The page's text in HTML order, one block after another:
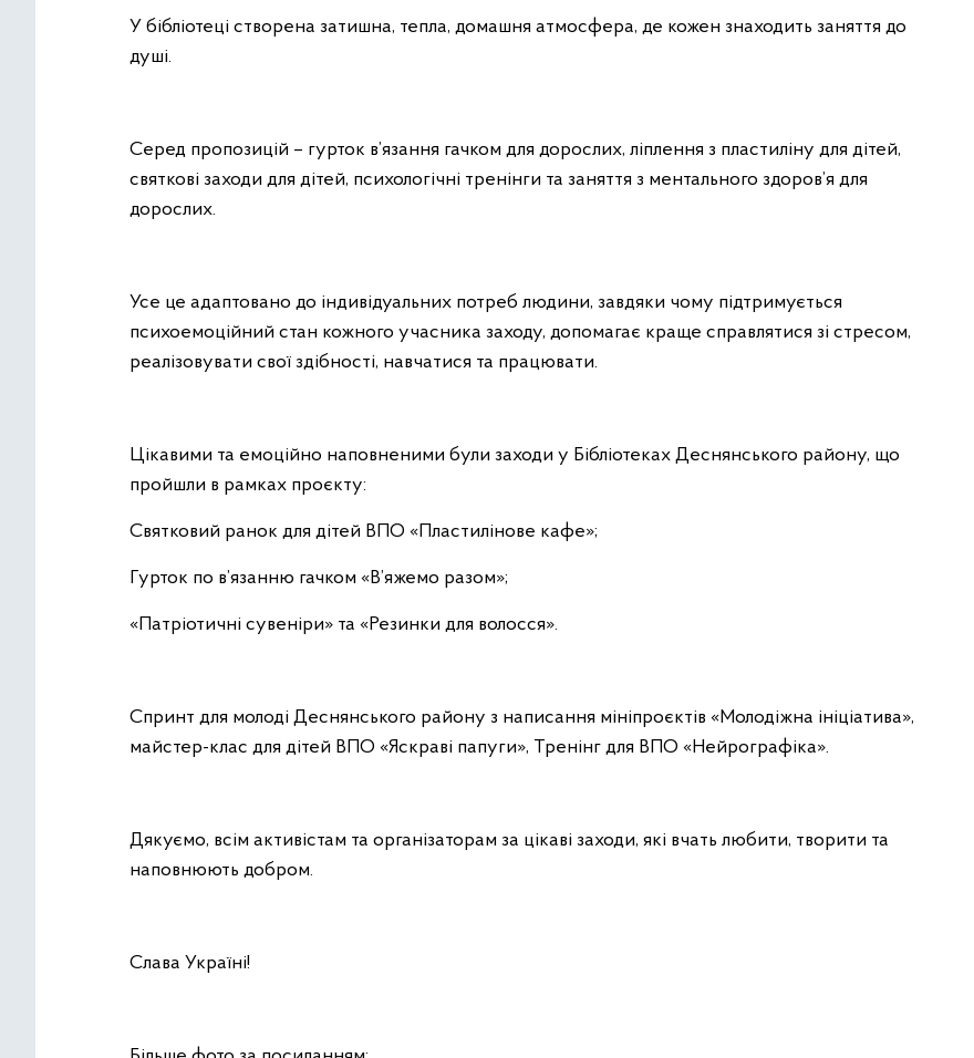
У бібліотеці створена затишна, тепла, домашня атмосфера, де кожен знаходить заняття до
душі.
Серед пропозицій – гурток в’язання гачком для дорослих, ліплення з пластиліну для дітей,
святкові заходи для дітей, психологічні тренінги та заняття з ментального здоров’я для
дорослих.
Усе це адаптовано до індивідуальних потреб людини, завдяки чому підтримується
психоемоційний стан кожного учасника заходу, допомагає краще справлятися зі стресом,
реалізовувати свої здібності, навчатися та працювати.
Цікавими та емоційно наповненими були заходи у Бібліотеках Деснянського району, що
пройшли в рамках проєкту:
Святковий ранок для дітей ВПО «Пластилінове кафе»;
Гурток по в’язанню гачком «В’яжемо разом»;
«Патріотичні сувеніри» та «Резинки для волосся».
Спринт для молоді Деснянського району з написання мініпроєктів «Молодіжна ініціатива»,
майстер-клас для дітей ВПО «Яскраві папуги», Тренінг для ВПО «Нейрографіка».
Дякуємо, всім активістам та організаторам за цікаві заходи, які вчать любити, творити та
наповнюють добром.
Слава Україні!